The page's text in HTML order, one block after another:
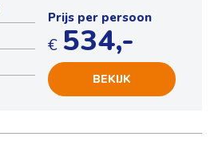
Prijs per persoon
€ 534,-
BEKIJK